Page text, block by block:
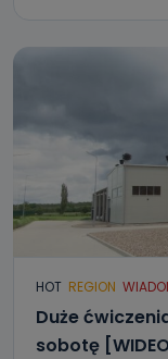
HOT REGION
Duże
sobotę